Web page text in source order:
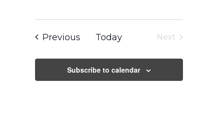
Previous Events
Today
Next
Subscribe to calendar